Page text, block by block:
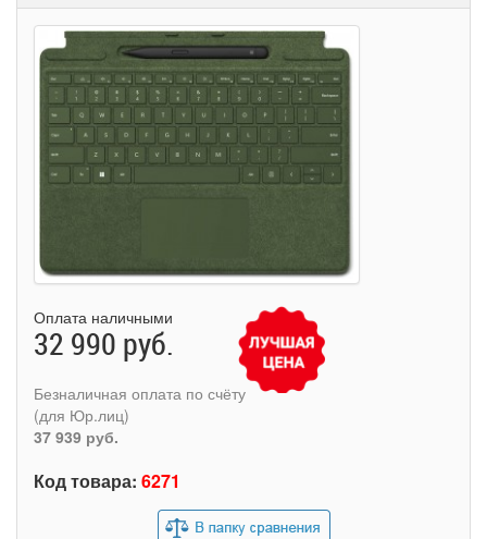
Оплата наличными
32 990 руб.
Безналичная оплата по счёту
(для Юр.лиц)
37 939 руб.
Код товара: 6271